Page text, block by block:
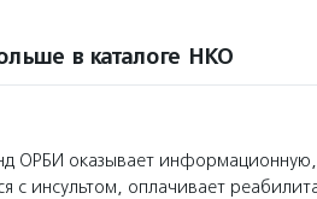
в каталоге НКО
ОРБИ оказывает
с инсультом, оплачивает